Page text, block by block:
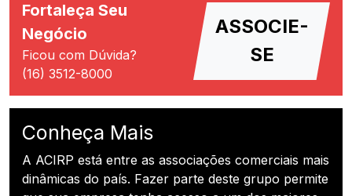
Fortaleça Seu
Negócio
Ficou com Dúvida?
(16) 3512-8000
ASSOCIE-
SE
Conheça Mais
A ACIRP está entre as associações comerciais mais
dinâmicas do país. Fazer parte deste grupo permite